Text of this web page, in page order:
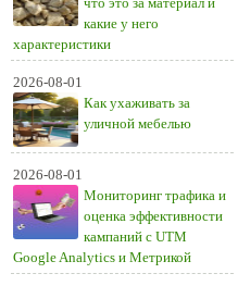
какие у него
характеристики
2026-08-01
Как ухаживать за
уличной мебелью
2026-08-01
Мониторинг трафика и
оценка эффективности
кампаний с UTM
Google Analytics и Метрикой